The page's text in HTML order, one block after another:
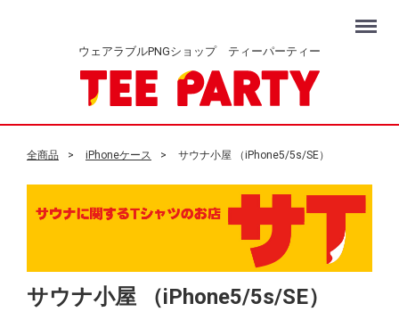
ウェアラブルPNGショップ ティーパーティー
Menu
全商品 iPhoneケース サウナ小屋 （iPhone5/5s/SE）
サウナ小屋 （iPhone5/5s/SE）